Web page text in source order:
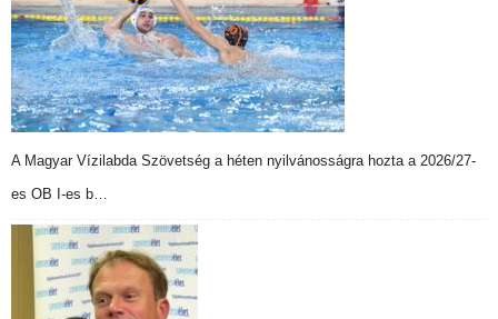
A Magyar Vízilabda Szövetség a héten nyilvánosságra hozta a 2026/27-
es OB I-es b…